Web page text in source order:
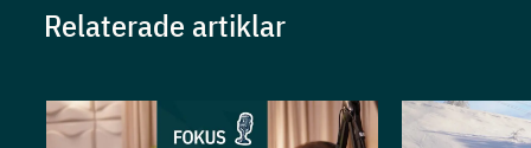
Relaterade artiklar